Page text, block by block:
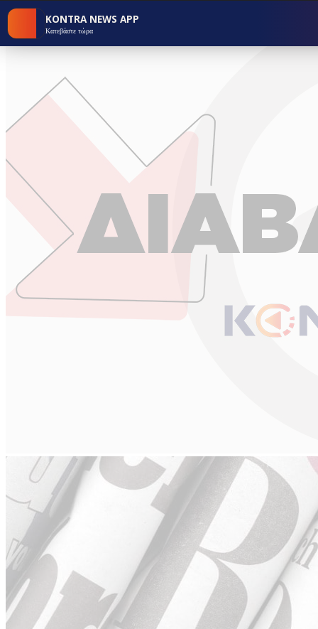
KONTRA NEWS APP
Κατεβάστε τώρα